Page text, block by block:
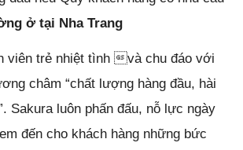
ở tại Nha Trang
viên trẻ nhiệt tình và chu đáo với
châm “chất lượng hàng đầu, hài
Sakura luôn phấn đấu, nỗ lực ngày
đến cho khách hàng những bức